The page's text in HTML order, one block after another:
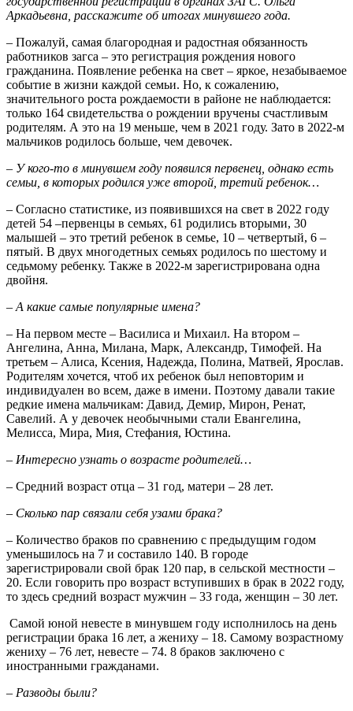
Аркадьевна, расскажите об итогах минувшего года.
– Пожалуй, самая благородная и радостная обязанность
работников загса – это регистрация рождения нового
гражданина. Появление ребенка на свет – яркое, незабываемое
событие в жизни каждой семьи. Но, к сожалению,
значительного роста рождаемости в районе не наблюдается:
только 164 свидетельства о рождении вручены счастливым
родителям. А это на 19 меньше, чем в 2021 году. Зато в 2022-м
мальчиков родилось больше, чем девочек.
– У кого-то в минувшем году появился первенец, однако есть
семьи, в которых родился уже второй, третий ребенок…
– Согласно статистике, из появившихся на свет в 2022 году
детей 54 –первенцы в семьях, 61 родились вторыми, 30
малышей – это третий ребенок в семье, 10 – четвертый, 6 –
пятый. В двух многодетных семьях родилось по шестому и
седьмому ребенку. Также в 2022-м зарегистрирована одна
двойня.
– А какие самые популярные имена?
– На первом месте – Василиса и Михаил. На втором –
Ангелина, Анна, Милана, Марк, Александр, Тимофей. На
третьем – Алиса, Ксения, Надежда, Полина, Матвей, Ярослав.
Родителям хочется, чтоб их ребенок был неповторим и
индивидуален во всем, даже в имени. Поэтому давали такие
редкие имена мальчикам: Давид, Демир, Мирон, Ренат,
Савелий. А у девочек необычными стали Евангелина,
Мелисса, Мира, Мия, Стефания, Юстина.
– Интересно узнать о возрасте родителей…
– Средний возраст отца – 31 год, матери – 28 лет.
– Сколько пар связали себя узами брака?
– Количество браков по сравнению с предыдущим годом
уменьшилось на 7 и составило 140. В городе
зарегистрировали свой брак 120 пар, в сельской местности –
20. Если говорить про возраст вступивших в брак в 2022 году,
то здесь средний возраст мужчин – 33 года, женщин – 30 лет.
Самой юной невесте в минувшем году исполнилось на день
регистрации брака 16 лет, а жениху – 18. Самому возрастному
жениху – 76 лет, невесте – 74. 8 браков заключено с
иностранными гражданами.
– Разводы были?